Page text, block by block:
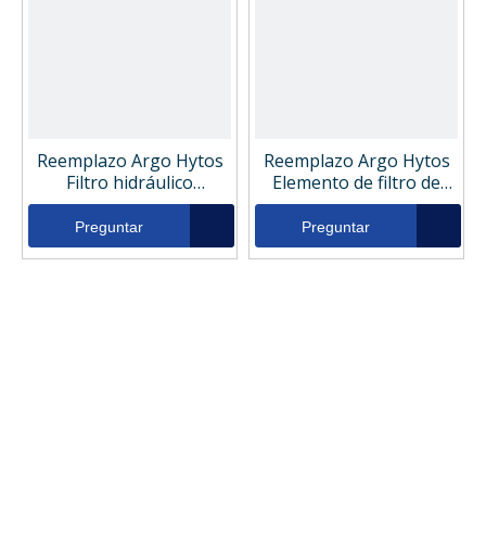
Reemplazo Argo Hytos
Filtro hidráulico
V2121756
Preguntar
Reemplazo Argo Hytos
Elemento de filtro de
aceite hidráulico
V2121706 V2121736
Preguntar